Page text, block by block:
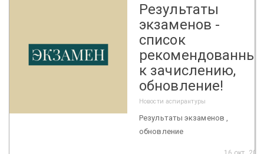
Результаты
экзаменов -
список
к зачислению,
обновление!
Новости аспирантуры
Результаты экзаменов ,
обновление